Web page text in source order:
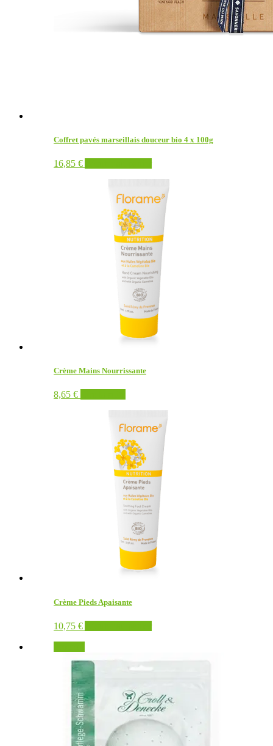
Coffret pavés marseillais douceur bio 4 x 100g
16,85 €
Crème Mains Nourrissante
8,65 €
Crème Pieds Apaisante
10,75 €